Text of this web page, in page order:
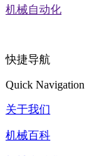
机械自动化
快捷导航
Quick Navigation
关于我们
机械百科